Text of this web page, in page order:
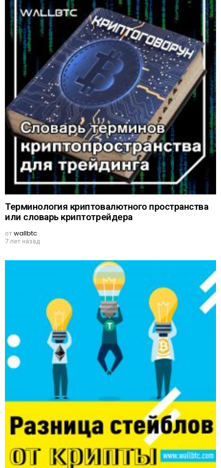
Терминология криптовалютного пространства
или словарь криптотрейдера
отwallbtc
7 лет назад